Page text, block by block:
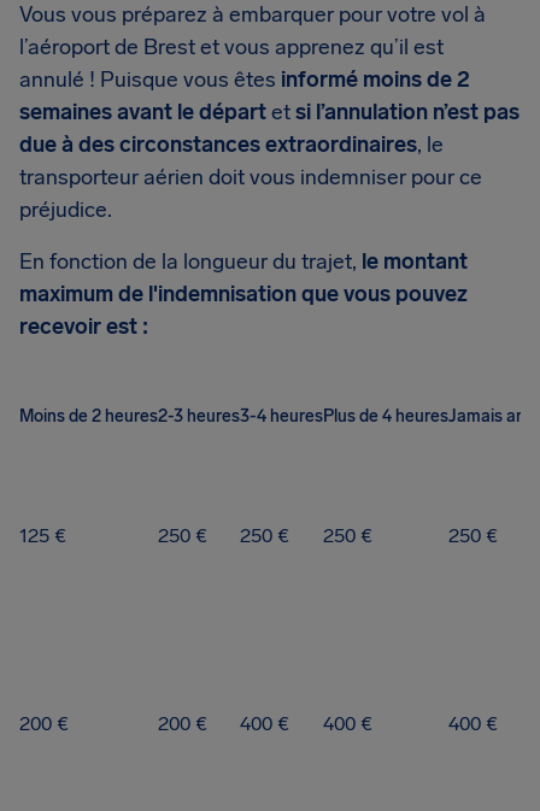
Vous vous préparez à embarquer pour votre vol à
l’aéroport de Brest et vous apprenez qu’il est
annulé ! Puisque vous êtes informé moins de 2
semaines avant le départetsi l’annulation n’est pas
due à des circonstances extraordinaires, le
transporteur aérien doit vous indemniser pour ce
préjudice.
En fonction de la longueur du trajet, le montant
maximum de l'indemnisation que vous pouvez
recevoir est :
Moins de 2 heures2-3 heures3-4 heuresPlus de 4 heuresJamais
125 € 250 € 250 € 250 € 250 €
200 € 200 € 400 € 400 € 400 €